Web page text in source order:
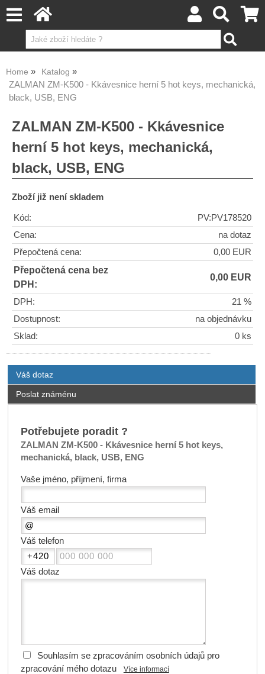
Home Katalog
ZALMAN ZM-K500 - Kkávesnice herní 5 hot keys, mechanická,
black, USB, ENG
ZALMAN ZM-K500 - Kkávesnice
herní 5 hot keys, mechanická,
black, USB, ENG
Zboží již není skladem
Kód:
PV:PV178520
Cena:
na dotaz
Přepočtená cena:
0,00 EUR
Přepočtená cena bez
DPH:
0,00 EUR
DPH:
21 %
Dostupnost:
na objednávku
Sklad:
0 ks
Váš dotaz
Poslat známénu
Potřebujete poradit ?
ZALMAN ZM-K500 - Kkávesnice herní 5 hot keys,
mechanická, black, USB, ENG
Vaše jméno, příjmení, firma
Váš email
Váš telefon
Váš dotaz
Souhlasím se zpracováním osobních údajů pro
zpracování mého dotazu
Více informací